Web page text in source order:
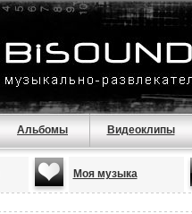
Альбомы Видеоклипы
Моя музыка